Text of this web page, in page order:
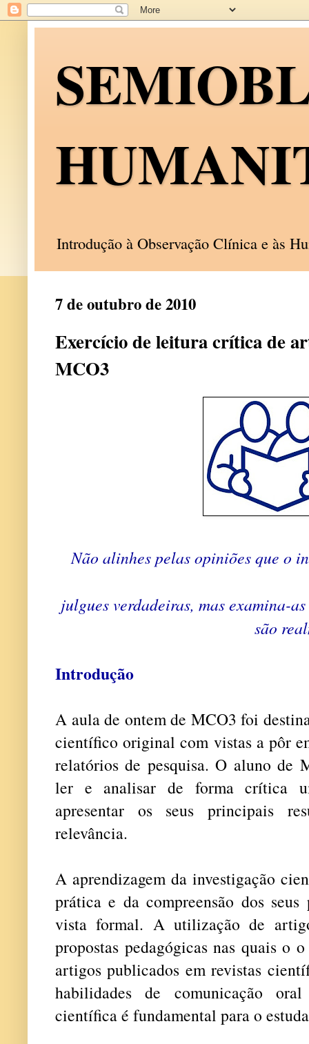
Introdução à Observação Clínica e às
7 de outubro de 2010
Exercício de leitura crítica de
MCO3
Não alinhes pelas opiniões que o
julgues verdadeiras, mas examina-
são
Introdução
A aula de ontem de MCO3 foi
científico original com vistas a pôr
relatórios de pesquisa. O aluno de
ler e analisar de forma crítica
apresentar os seus principais
relevância.
A aprendizagem da investigação
prática e da compreensão dos
vista formal. A utilização de
propostas pedagógicas nas quais o
artigos publicados em revistas
habilidades de comunicação
científica é fundamental para o